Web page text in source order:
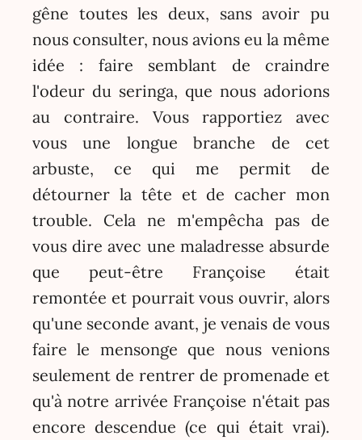
gêne toutes les deux, sans avoir pu
nous consulter, nous avions eu la même
idée : faire semblant de craindre
l'odeur du seringa, que nous adorions
au contraire. Vous rapportiez avec
vous une longue branche de cet
arbuste, ce qui me permit de
détourner la tête et de cacher mon
trouble. Cela ne m'empêcha pas de
vous dire avec une maladresse absurde
que peut-être Françoise était
remontée et pourrait vous ouvrir, alors
qu'une seconde avant, je venais de vous
faire le mensonge que nous venions
seulement de rentrer de promenade et
qu'à notre arrivée Françoise n'était pas
encore descendue (ce qui était vrai).